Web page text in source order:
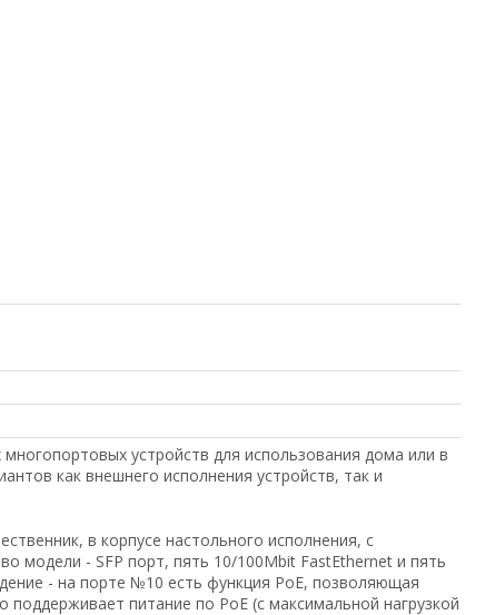
устройств для использования дома или в
как внешнего исполнения устройств, так и
в корпусе настольного исполнения, с
модели - SFP порт, пять 10/100Mbit FastEthernet и пять
- на порте №10 есть функция PoE, позволяющая
питание по PoE (с максимальной нагрузкой